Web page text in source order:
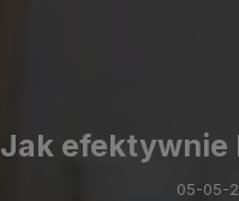
Jak efektywnie
05-05-